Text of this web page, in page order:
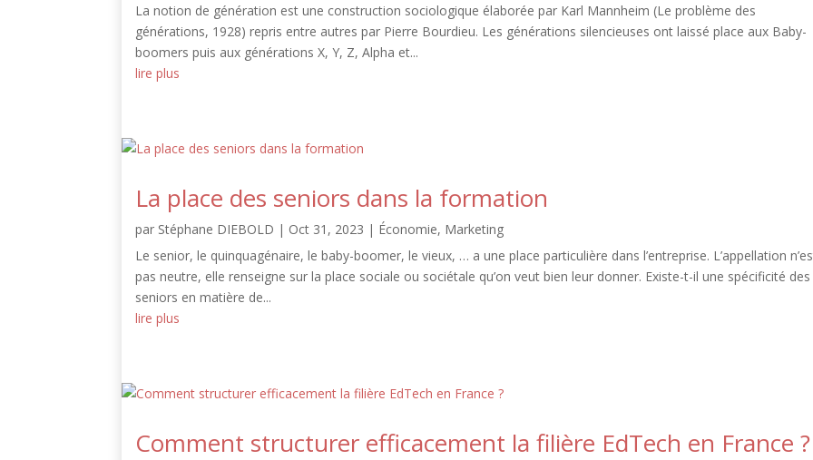
La notion de génération est une construction sociologique élaborée par Karl Mannheim (Le problème des
générations, 1928) repris entre autres par Pierre Bourdieu. Les générations silencieuses ont laissé place aux Baby-
boomers puis aux générations X, Y, Z, Alpha et...
lire plus
La place des seniors dans la formation
par Stéphane DIEBOLD | Oct 31, 2023 | Économie, Marketing
Le senior, le quinquagénaire, le baby-boomer, le vieux, … a une place particulière dans l’entreprise. L’appellation
pas neutre, elle renseigne sur la place sociale ou sociétale qu’on veut bien leur donner. Existe-t-il une spécificité des
seniors en matière de...
lire plus
Comment structurer efficacement la filière EdTech en France ?